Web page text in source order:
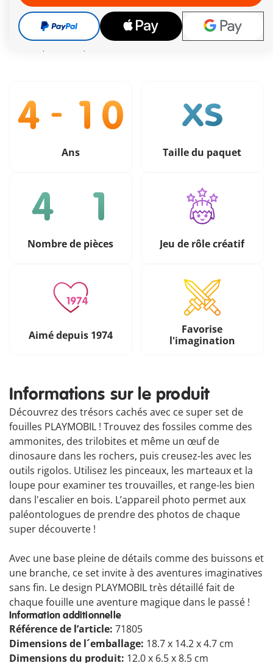
Livraison gratuite à partir de 40 €
15,99 €
Ans Taille du paquet
Nombre de pièces Jeu de rôle créatif
Aimé depuis 1974
Favorise
l'imagination
Informations sur le produit
Découvrez des trésors cachés avec ce super set de
fouilles PLAYMOBIL ! Trouvez des fossiles comme des
ammonites, des trilobites et même un œuf de
dinosaure dans les rochers, puis creusez-les avec les
outils rigolos. Utilisez les pinceaux, les marteaux et la
loupe pour examiner tes trouvailles, et range-les bien
dans l'escalier en bois. L’appareil photo permet aux
paléontologues de prendre des photos de chaque
super découverte !
Avec une base pleine de détails comme des buissons et
une branche, ce set invite à des aventures imaginatives
sans fin. Le design PLAYMOBIL très détaillé fait de
chaque fouille une aventure magique dans le passé !
Information additionnelle
Référence de l’article: 71805
Dimensions de l´emballage: 18.7 x 14.2 x 4.7 cm
Dimensions du produit: 12.0 x 6.5 x 8.5 cm